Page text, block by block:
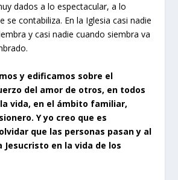
dados a lo espectacular, a lo
se contabiliza. En la Iglesia casi nadie
y casi nadie cuando siembra va
y edificamos sobre el
del amor de otros, en todos
vida, en el ámbito familiar,
Y yo creo que es
que las personas pasan y al
Jesucristo en la vida de los